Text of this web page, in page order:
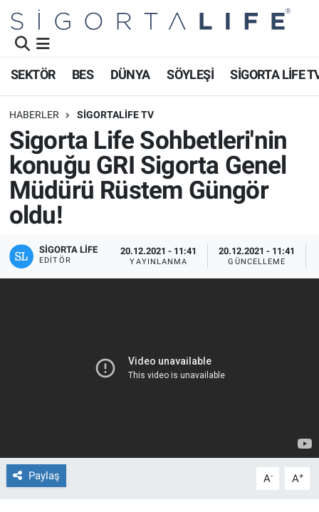
SEKTÖR BES DÜNYA SÖYLEŞİ SİGORTA LİFE
HABERLER SİGORTALİFE TV
Sigorta Life Sohbetleri'nin
konuğu GRI Sigorta Genel
Müdürü Rüstem Güngör
oldu!
SIGORTA LIFE
EDITÖR
20.12.2021 - 11:41
YAYINLANMA
20.12.2021 - 11:41
GÜNCELLEME
Paylaş A- A+
Namaz Vakitleri
Trafik Durumu
Süper Lig Puan Durumu ve Fikstür